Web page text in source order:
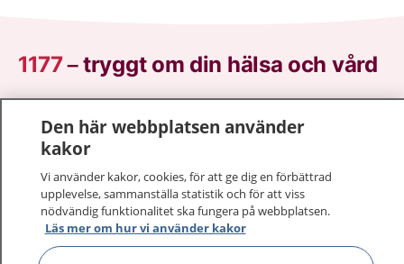
1177–tryggt om din hälsa och vård
sjukdomar och vilka mottagningar du kan kontakta.
Logga in för att läsa din journal och göra dina
vårdärenden. Ring telefonnummer 1177 för
sjukvårdsrådgivning dygnet runt.
1177 ger dig råd när du vill må bättre.
Den här webbplatsen använder
kakor
Vi använder kakor, cookies, för att ge dig en förbättrad
upplevelse, sammanställa statistik och för att viss
nödvändig funktionalitet ska fungera på webbplatsen.
Läs mer om hur vi använder kakor